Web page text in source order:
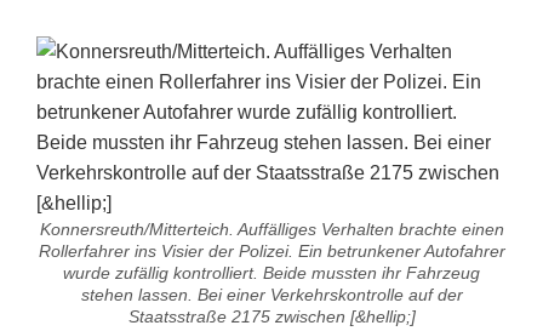
Konnersreuth/Mitterteich. Auffälliges Verhalten brachte einen
Rollerfahrer ins Visier der Polizei. Ein betrunkener Autofahrer
wurde zufällig kontrolliert. Beide mussten ihr Fahrzeug
stehen lassen. Bei einer Verkehrskontrolle auf der
Staatsstraße 2175 zwischen [&hellip;]